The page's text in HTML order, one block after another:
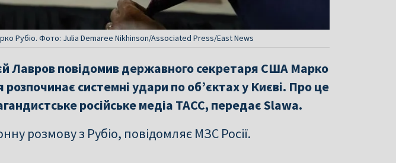
Рубіо. Фото: Julia Demaree Nikhinson/Associated Press/East News
Лавров повідомив державного секретаря США Марко
розпочинає системні удари по об’єктах у Києві. Про це
російське медіа ТАСС, передає Slawa.
розмову з Рубіо, повідомляє МЗС Росії.